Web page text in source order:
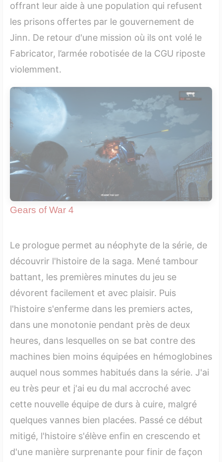
offrant leur aide à une population qui refusent
les prisons offertes par le gouvernement de
Jinn. De retour d'une mission où ils ont volé le
Fabricator, l’armée robotisée de la CGU riposte
violemment.
Gears of War 4
Le prologue permet au néophyte de la série, de
découvrir l'histoire de la saga. Mené tambour
battant, les premières minutes du jeu se
dévorent facilement et avec plaisir. Puis
l'histoire s'enferme dans les premiers actes,
dans une monotonie pendant près de deux
heures, dans lesquelles on se bat contre des
machines bien moins équipées en hémoglobines
auquel nous sommes habitués dans la série. J'ai
eu très peur et j'ai eu du mal accroché avec
cette nouvelle équipe de durs à cuire, malgré
quelques vannes bien placées. Passé ce début
mitigé, l'histoire s'élève enfin en crescendo et
d'une manière surprenante pour finir de façon